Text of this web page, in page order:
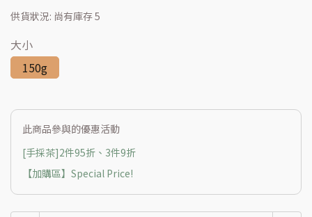
供貨狀況: 尚有庫存 5
大小
150g
此商品參與的優惠活動
[手採茶]2件95折、3件9折
【加購區】Special Price!